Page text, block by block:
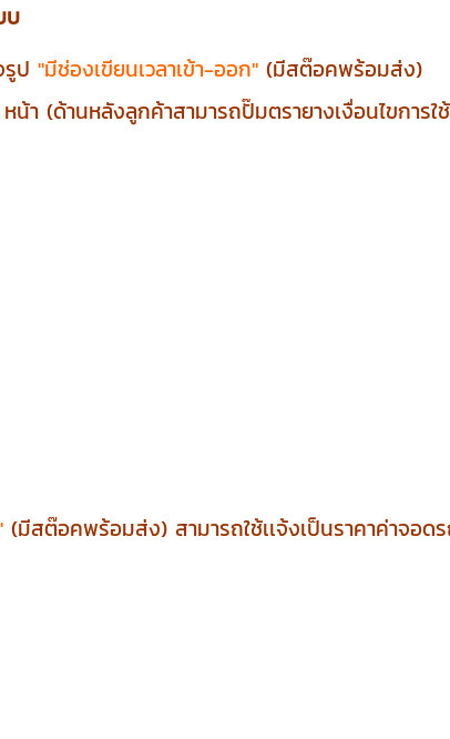
บ
ป "มีช่องเขียนเวลาเข้า-ออก" (มีสต๊อคพร้อมส่ง)
(ด้านหลังลูกค้าสามารถปั๊มตรายางเงื่อนไขการใ
(มีสต๊อคพร้อมส่ง) สามารถใช้เเจ้งเป็นราคาค่าจอด